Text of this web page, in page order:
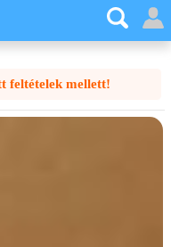
feltételek mellett!